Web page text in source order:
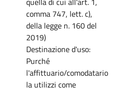
comma 747, lett. c),
della legge n. 160 del
2019)
Destinazione d'uso:
Purché
l'affittuario/comodatario
la utilizzi come